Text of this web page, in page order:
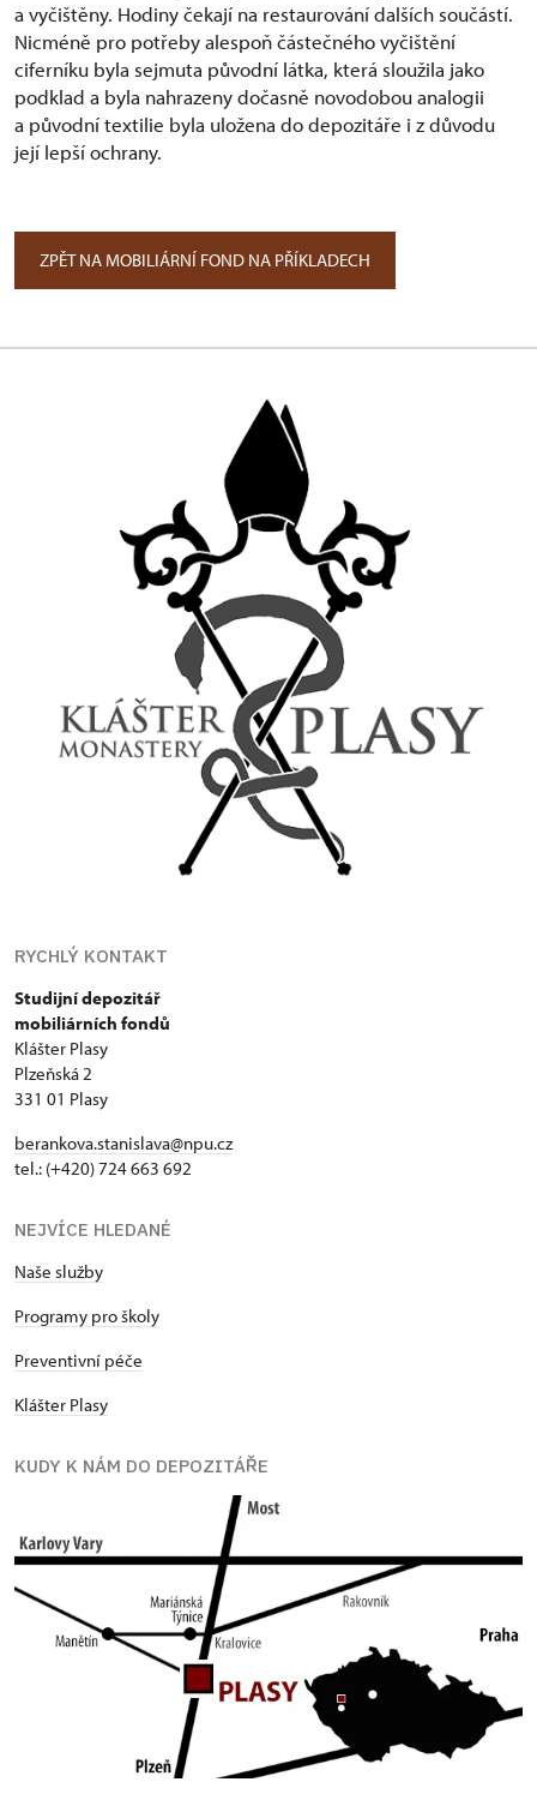
a vyčištěny. Hodiny čekají na restaurování dalších součástí.
Nicméně pro potřeby alespoň částečného vyčištění
ciferníku byla sejmuta původní látka, která sloužila jako
podklad a byla nahrazeny dočasně novodobou analogii
a původní textilie byla uložena do depozitáře i z důvodu
její lepší ochrany.
ZPĚT NA MOBILIÁRNÍ FOND NA PŘÍKLADECH
RYCHLÝ KONTAKT
Studijní depozitář
mobiliárních fondů
Klášter Plasy
Plzeňská 2
331 01 Plasy
berankova.stanislava@npu.cz
tel.: (+420) 724 663 692
NEJVÍCE HLEDANÉ
Naše služby
Programy pro školy
Preventivní péče
Klášter Plasy
KUDY K NÁM DO DEPOZITÁŘE